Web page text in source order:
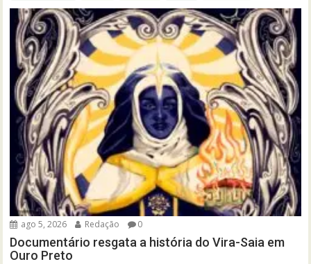
ago 5, 2026 Redação 0
Documentário resgata a história do Vira-Saia em
Ouro Preto